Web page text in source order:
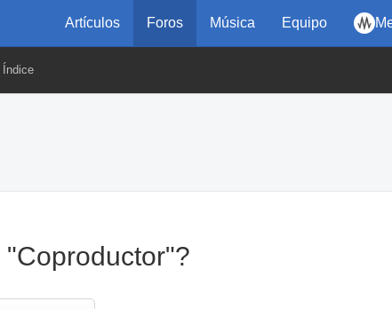
Artículos Foros Música Equipo
Índice